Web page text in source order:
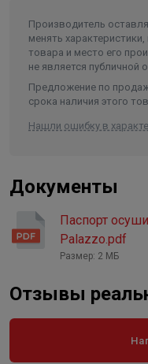
Данная модель
решением для
бытовых помещениях.
Производитель
менять
товара и место его
не является публичной
Предложение по
срока наличия этого
Нашли ошибку в
Документы
Паспорт
Palazzo.pdf
Размер: 2 МБ
Отзывы